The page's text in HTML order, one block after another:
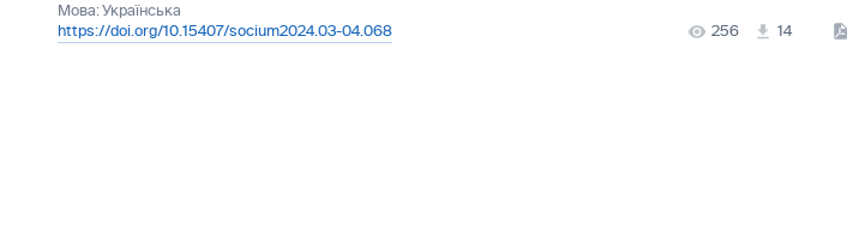
Мова:Українська
https://doi.org/10.15407/socium2024.03-04.068
256 14